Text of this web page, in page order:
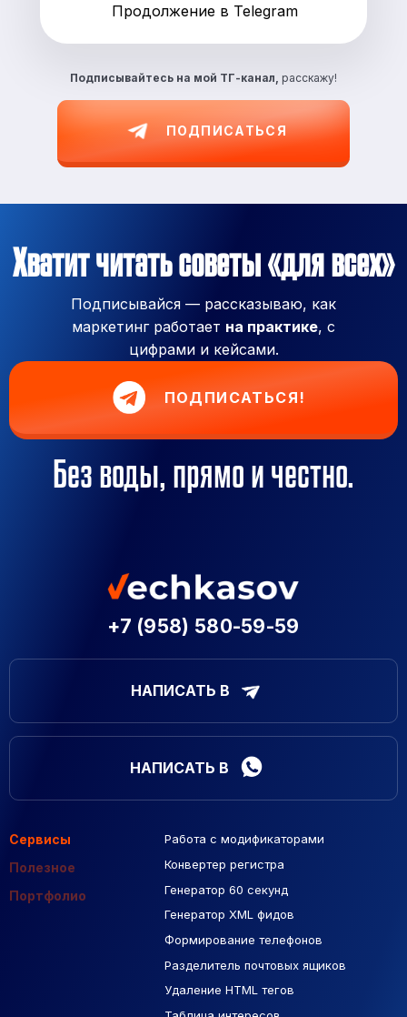
Подписывайтесь на мой ТГ-канал, расскажу!
ПОДПИСАТЬСЯ
Продолжение в Telegram
Хватит читать советы «для всех»
Подписывайся — рассказываю, как
маркетинг работает на практике, с
цифрами и кейсами.
ПОДПИСАТЬСЯ!
Без воды, прямо и честно.
+7 (958) 580-59-59
НАПИСАТЬ В
НАПИСАТЬ В
Сервисы
Полезное
Портфолио
Работа с модификаторами
Конвертер регистра
Генератор 60 секунд
Генератор XML фидов
Формирование телефонов
Разделитель почтовых ящиков
Удаление HTML тегов
Подборка сайтов
Макеты Figma
База Яндекс Карты
РСЯ площадки
Созданные сайты
Контекстная реклама